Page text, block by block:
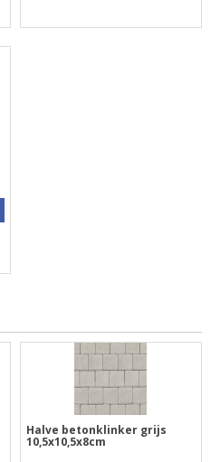
Halve betonklinker grijs
10,5x10,5x8cm